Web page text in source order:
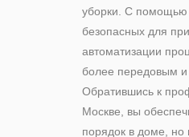
уборки. С помощью
безопасных для
автоматизации
более передовым и
Обратившись к
Москве, вы
порядок в доме, но